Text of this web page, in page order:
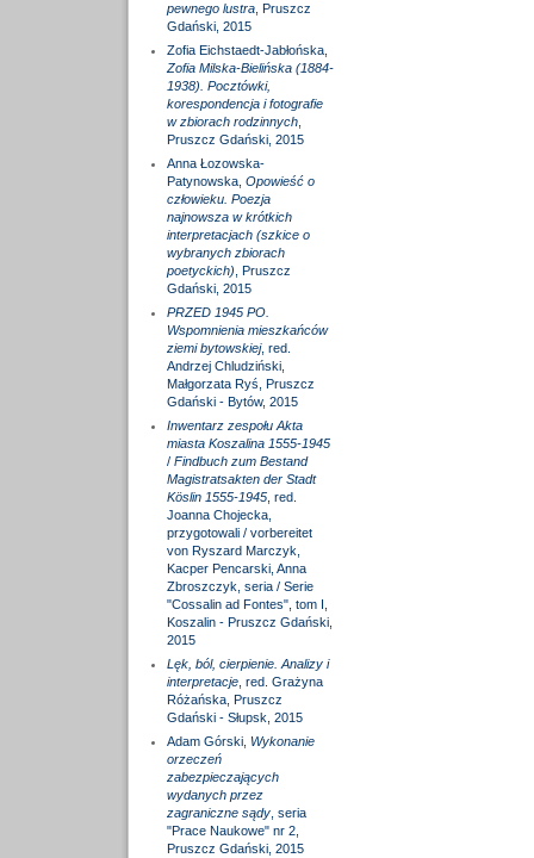
pewnego lustra, Pruszcz
Gdański, 2015
Zofia Eichstaedt-Jabłońska,
Zofia Milska-Bielińska (1884-
1938). Pocztówki,
korespondencja i fotografie
w zbiorach rodzinnych,
Pruszcz Gdański, 2015
Anna Łozowska-
Patynowska, Opowieść o
człowieku. Poezja
najnowsza w krótkich
interpretacjach (szkice o
wybranych zbiorach
poetyckich) , Pruszcz
Gdański, 2015
PRZED 1945 PO.
Wspomnienia mieszkańców
ziemi bytowskiej, red.
Andrzej Chludziński,
Małgorzata Ryś, Pruszcz
Gdański - Bytów, 2015
Inwentarz zespołu Akta
miasta Koszalina 1555-1945
/ Findbuch zum Bestand
Magistratsakten der Stadt
Köslin 1555-1945, red.
Joanna Chojecka,
przygotowali / vorbereitet
von Ryszard Marczyk,
Kacper Pencarski, Anna
Zbroszczyk, seria / Serie
"Cossalin ad Fontes", tom I,
Koszalin - Pruszcz Gdański,
2015
Lęk, ból, cierpienie. Analizy i
interpretacje, red. Grażyna
Różańska, Pruszcz
Gdański - Słupsk, 2015
Adam Górski, Wykonanie
orzeczeń
zabezpieczających
wydanych przez
zagraniczne sądy, seria
"Prace Naukowe" nr 2,
Pruszcz Gdański, 2015